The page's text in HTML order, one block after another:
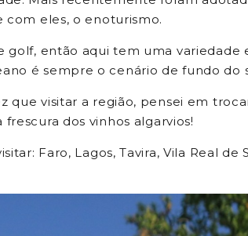
com eles, o enoturismo.
golf, então aqui tem uma
é sempre o cenário de fundo do
que visitar a região, pensei em
frescura dos vinhos algarvios!
Faro, Lagos, Tavira, Vila Real